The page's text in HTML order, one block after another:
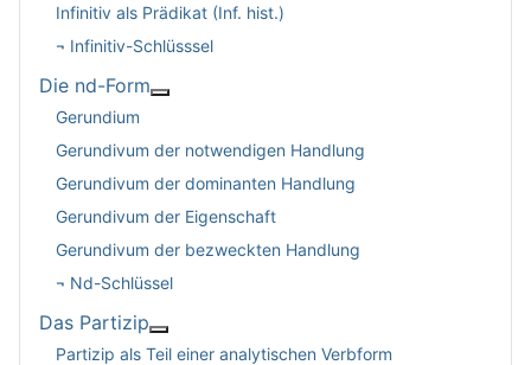
Infinitiv als Prädikat (Inf. hist.)
¬ Infinitiv-Schlüsssel
Die nd-Form
Gerundium
Gerundivum der notwendigen Handlung
Gerundivum der dominanten Handlung
Gerundivum der Eigenschaft
Gerundivum der bezweckten Handlung
¬ Nd-Schlüssel
Das Partizip
Weitere Informationen: Das Partizip
Partizip als Teil einer analytischen Verbform